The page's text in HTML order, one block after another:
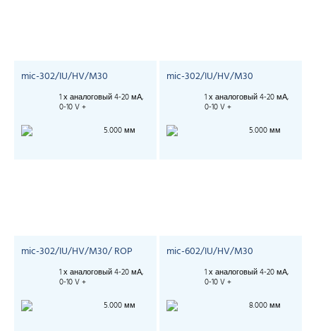
mic-302/IU/HV/M30
1 х аналоговый 4-20 мА,
0-10 V +
5.000 мм
mic-302/IU/HV/M30
1 х аналоговый 4-20 мА,
0-10 V +
5.000 мм
mic-302/IU/HV/M30/ ROP
1 х аналоговый 4-20 мА,
0-10 V +
5.000 мм
mic-602/IU/HV/M30
1 х аналоговый 4-20 мА,
0-10 V +
8.000 мм